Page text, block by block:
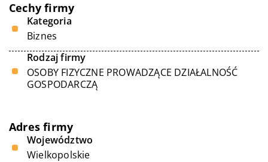
Cechy firmy
Kategoria
Biznes
Rodzaj firmy
OSOBY FIZYCZNE PROWADZĄCE DZIAŁALNOŚĆ
GOSPODARCZĄ
Adres firmy
Województwo
Wielkopolskie